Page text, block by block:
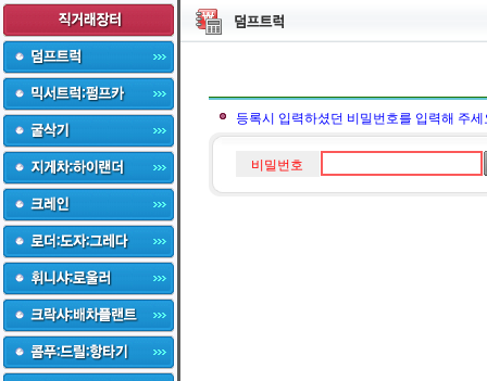
등록시 입력하셨던 비밀번호를 입력해 주세
비밀번호